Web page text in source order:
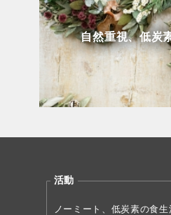
自然重視、低炭
活動
ノーミート、低炭素の食生